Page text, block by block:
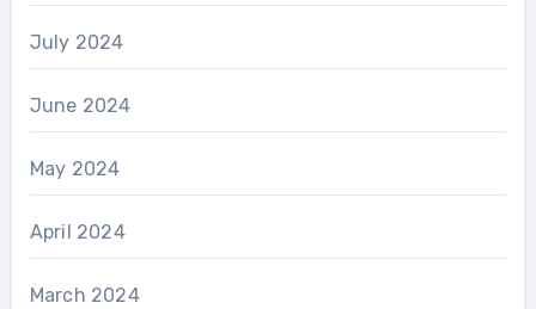
July 2024
June 2024
May 2024
April 2024
March 2024